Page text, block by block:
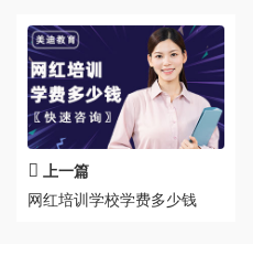
上一篇
网红培训学校学费多少钱